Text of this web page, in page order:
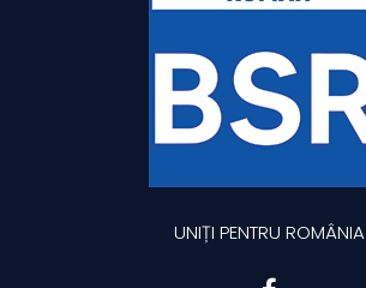
UNIȚI PENTRU ROMÂNIA